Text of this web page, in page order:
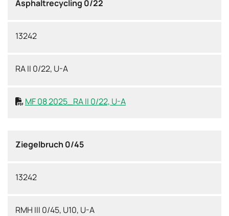
Asphaltrecycling 0/22
13242
RA II 0/22, U-A
 MF 08 2025_RA II 0/22, U-A
Ziegelbruch 0/45
13242
RMH III 0/45, U10, U-A